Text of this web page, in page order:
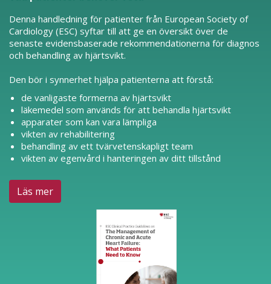
Denna handledning för patienter från European Society of
Cardiology (ESC) syftar till att ge en översikt över de
senaste evidensbaserade rekommendationerna för diagnos
och behandling av hjärtsvikt.
Den bör i synnerhet hjälpa patienterna att förstå:
de vanligaste formerna av hjärtsvikt
läkemedel som används för att behandla hjärtsvikt
apparater som kan vara lämpliga
vikten av rehabilitering
behandling av ett tvärvetenskapligt team
vikten av egenvård i hanteringen av ditt tillstånd
Läs mer